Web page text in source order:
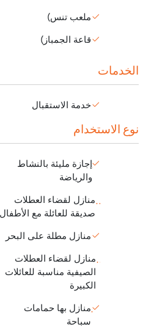
ملعب تنس)
قاعة الجمباز)
الخدمات
خدمة الاستقبال
نوع الاستخدام
إجازة مليئة بالنشاط
والرياضة
منازل لقضاء العطلات
صديقة للعائلة مع الأطفال
منازل مطلة على البحر
منازل لقضاء العطلات
الصيفية مناسبة للعائلات
الكبيرة
منازل بها حمامات
سباحة